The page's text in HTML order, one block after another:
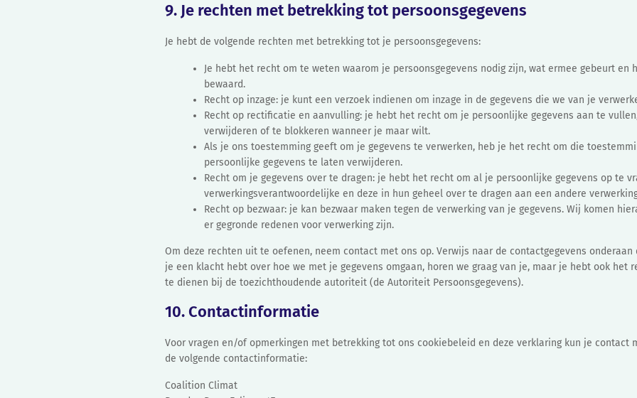
9. Je rechten met betrekking tot persoonsgegevens
Je hebt de volgende rechten met betrekking tot je persoonsgegevens:
Je hebt het recht om te weten waarom je persoonsgegevens nodig zijn, wat ermee gebeurt en
bewaard.
Recht op inzage: je kunt een verzoek indienen om inzage in de gegevens die we van je
Recht op rectificatie en aanvulling: je hebt het recht om je persoonlijke gegevens aan te
verwijderen of te blokkeren wanneer je maar wilt.
Als je ons toestemming geeft om je gegevens te verwerken, heb je het recht om die
persoonlijke gegevens te laten verwijderen.
Recht om je gegevens over te dragen: je hebt het recht om al je persoonlijke gegevens op te
verwerkingsverantwoordelijke en deze in hun geheel over te dragen aan een andere
Recht op bezwaar: je kan bezwaar maken tegen de verwerking van je gegevens. Wij komen
er gegronde redenen voor verwerking zijn.
Om deze rechten uit te oefenen, neem contact met ons op. Verwijs naar de contactgegevens
je een klacht hebt over hoe we met je gegevens omgaan, horen we graag van je, maar je hebt ook het
te dienen bij de toezichthoudende autoriteit (de Autoriteit Persoonsgegevens).
10. Contactinformatie
Voor vragen en/of opmerkingen met betrekking tot ons cookiebeleid en deze verklaring kun je contact
de volgende contactinformatie:
Coalition Climat